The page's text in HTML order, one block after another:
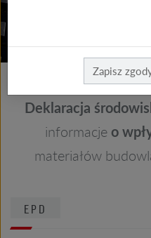
Deklaracja
informacje o
materiałów
EPD
Zapisz